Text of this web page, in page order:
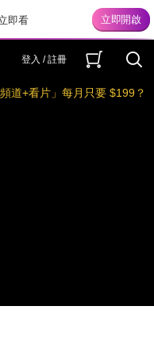
即看
登入 / 註冊
頻道+看片」每月只要 $199？